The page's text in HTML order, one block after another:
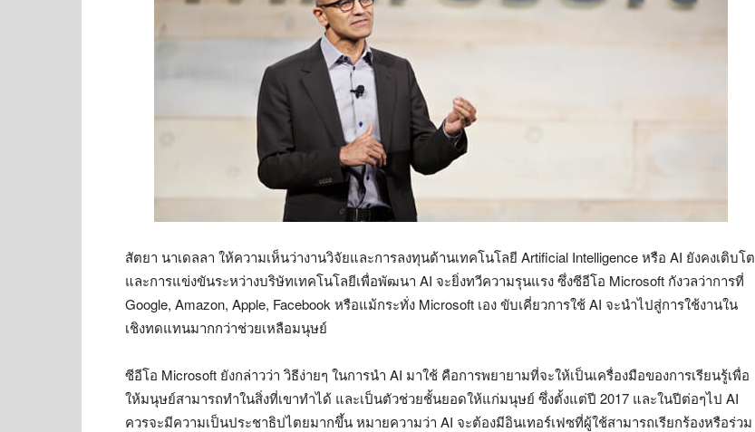
สัตยา นาเดลลา ให้ความเห็นว่างานวิจัยและการลงทุนด้านเทคโนโลยี Artificial Intelligence หรือ AI ยังคงเติบโต
และการแข่งขันระหว่างบริษัทเทคโนโลยีเพื่อพัฒนา AI จะยิ่งทวีความรุนแรง ซึ่งซีอีโอ Microsoft กังวลว่าการที่
Google, Amazon, Apple, Facebook หรือแม้กระทั่ง Microsoft เอง ขับเคี่ยวการใช้ AI จะนำไปสู่การใช้งานใน
เชิงทดแทนมากกว่าช่วยเหลือมนุษย์
ซีอีโอ Microsoft ยังกล่าวว่า วิธีง่ายๆ ในการนำ AI มาใช้ คือการพยายามที่จะให้เป็นเครื่องมือของการเรียนรู้เพื่อ
ให้มนุษย์สามารถทำในสิ่งที่เขาทำได้ และเป็นตัวช่วยชั้นยอดให้แก่มนุษย์ ซึ่งตั้งแต่ปี 2017 และในปีต่อๆไป AI
ควรจะมีความเป็นประชาธิปไตยมากขึ้น หมายความว่า AI จะต้องมีอินเทอร์เฟซที่ผู้ใช้สามารถเรียกร้องหรือร่วม